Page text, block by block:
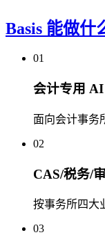
Basis 能做什
01
会计专用
面向会计事务
02
CAS/税务/
按事务所四大
03